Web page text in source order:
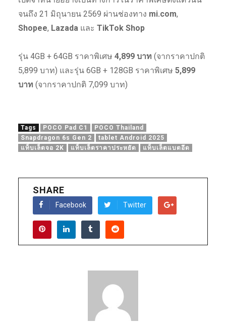
จนถึง 21 มิถุนายน 2569 ผ่านช่องทาง mi.com,
Shopee, Lazada และ TikTok Shop
รุ่น 4GB + 64GB ราคาพิเศษ 4,899 บาท (จากราคาปกติ
5,899 บาท) และรุ่น 6GB + 128GB ราคาพิเศษ 5,899
บาท (จากราคาปกติ 7,099 บาท)
Tags POCO Pad C1
POCO Thailand
Snapdragon 6s Gen 2
tablet Android 2025
แท็บเล็ตจอ 2K
แท็บเล็ตราคาประหยัด แท็บเล็ตแบตอึด
SHARE
Facebook Twitter